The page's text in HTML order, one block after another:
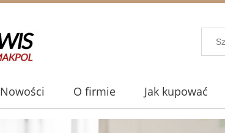
Nowości O firmie Jak kupować